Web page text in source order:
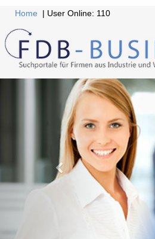
Home | User Online: 110